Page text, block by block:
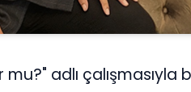
adlı çalışmasıyla